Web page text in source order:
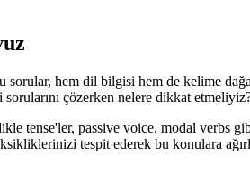
sorular, hem dil bilgisi hem de kelime
çözerken nelere dikkat
tense'ler, passive voice, modal verbs
tespit ederek bu konulara